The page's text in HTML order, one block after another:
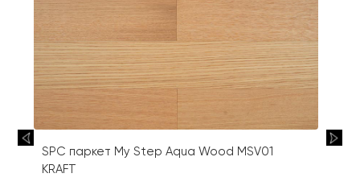
SPC паркет My Step Aqua Wood MSV01
KRAFT